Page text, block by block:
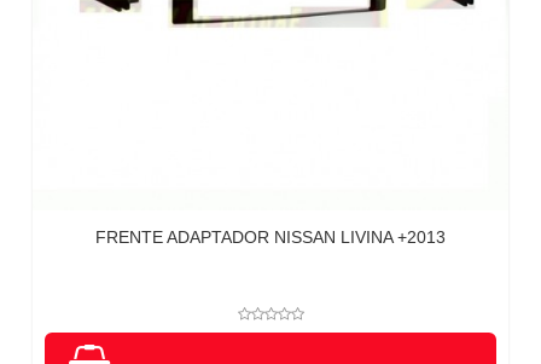
FRENTE ADAPTADOR NISSAN LIVINA +2013